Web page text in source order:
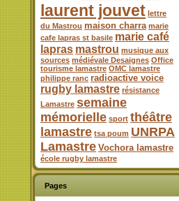
laurent jouvet lettre
du Mastrou maison charra marie
cafe lapras st basile marie café
lapras mastrou musique aux
sources médiévale Desaignes Office
tourisme lamastre OMC lamastre
philippe ranc radioactive voice
rugby lamastre résistance
Lamastre semaine
mémorielle sport théâtre
lamastre tsa poum UNRPA
Lamastre Vochora lamastre
école rugby lamastre
Pages